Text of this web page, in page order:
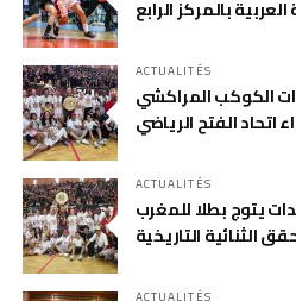
بالمركز الرابع
ACTUALITÉS
الكوكب المراكشي
اتحاد الفتح الرياضي
ACTUALITÉS
يتوج بطلا للمغرب
الثنائية التاريخية